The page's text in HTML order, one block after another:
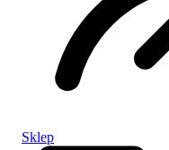
Sklep